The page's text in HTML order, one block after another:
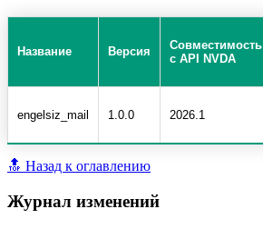
Название Версия
Совместимость
с API NVDA
engelsiz_mail 1.0.0 2026.1
🔝 Назад к оглавлению
Журнал изменений